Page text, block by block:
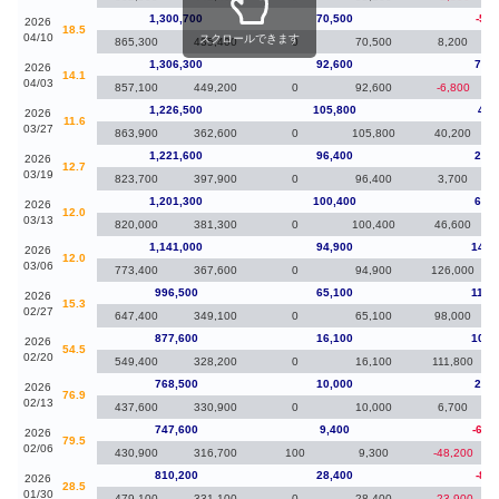
2026
04/10
18.5
1,300,700 70,500
-
865,300
435,400 0 70,500 8,200
2026
04/03
14.1
1,306,300 92,600
857,100
449,200 0 92,600 -6,800
2026
03/27
11.6
1,226,500 105,800
863,900
362,600 0 105,800 40,200
2026
03/19
12.7
1,221,600 96,400
823,700
397,900 0 96,400 3,700
2026
03/13
12.0
1,201,300 100,400
820,000
381,300 0 100,400 46,600
2026
03/06
12.0
1,141,000 94,900
773,400
367,600 0 94,900 126,000
2026
02/27
15.3
996,500 65,100
647,400
349,100 0 65,100 98,000
2026
02/20
54.5
877,600 16,100
549,400
328,200 0 16,100 111,800
2026
02/13
76.9
768,500 10,000
437,600
330,900 0 10,000 6,700
2026
02/06
79.5
747,600 9,400
-
430,900
316,700 100 9,300 -48,200
2026
01/30
28.5
810,200 28,400
-
スクロールできます